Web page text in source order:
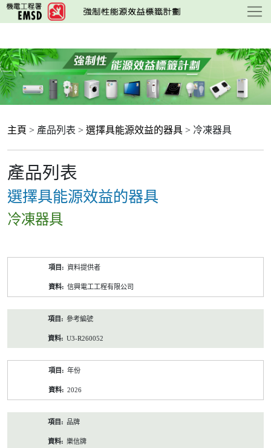
跳
至
要
內
容
主頁 > 產品列表 > 選擇具能源效益的器具 > 冷凍器具
產品列表
選擇具能源效益的器具
冷凍器具
資料提供者
信興電工工程有限公司
參考編號
U3-R260052
年份
2026
品牌
樂信牌